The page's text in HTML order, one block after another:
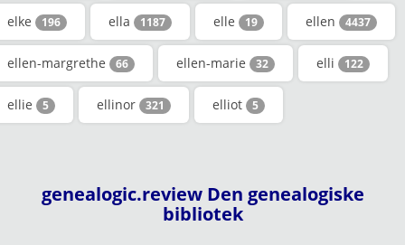
elke 196 ella 1187 elle 19 ellen 4437
ellen-margrethe 66 ellen-marie 32 elli 122
ellie 5 ellinor 321 elliot 5
genealogic.review Den genealogiske
bibliotek